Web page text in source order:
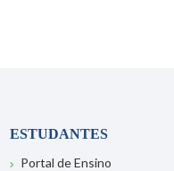
ESTUDANTES
Portal de Ensino